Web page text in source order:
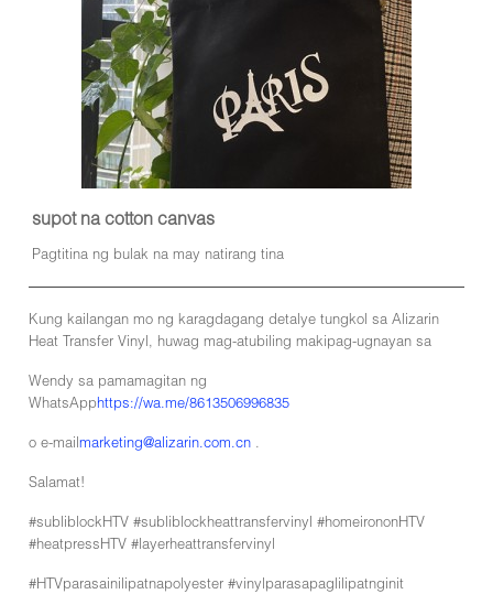
supot na cotton canvas
Pagtitina ng bulak na may natirang tina
Kung kailangan mo ng karagdagang detalye tungkol sa Alizarin
Heat Transfer Vinyl, huwag mag-atubiling makipag-ugnayan sa
Wendy sa pamamagitan ng
WhatsApphttps://wa.me/8613506996835
o e-mailmarketing@alizarin.com.cn .
Salamat!
#subliblockHTV #subliblockheattransfervinyl #homeirononHTV
#heatpressHTV #layerheattransfervinyl
#HTVparasainilipatnapolyester #vinylparasapaglilipatnginit